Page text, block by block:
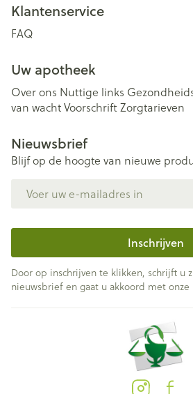
Klantenservice
FAQ
Uw apotheek
Over ons Nuttige links
van wachtVoorschriftZorgtarieven
Nieuwsbrief
Blijf op de hoogte van nieuwe
Inschrijven
Door op inschrijven te klikken, schrijft u
nieuwsbrief en gaat u akkoord met onze